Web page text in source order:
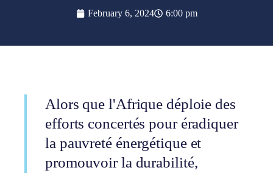
February 6, 2024 6:00 pm
Alors que l'Afrique déploie des
efforts concertés pour éradiquer
la pauvreté énergétique et
promouvoir la durabilité,